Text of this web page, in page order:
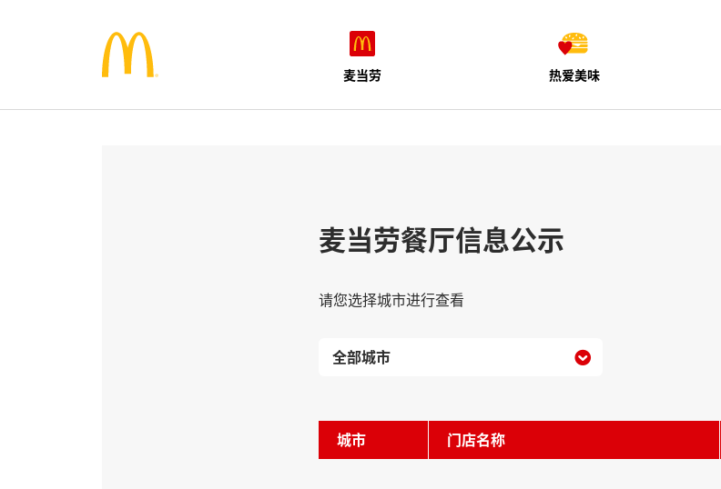
麦当劳 热爱美味
麦当劳餐厅信息公示
请您选择城市进行查看

城市 门店名称